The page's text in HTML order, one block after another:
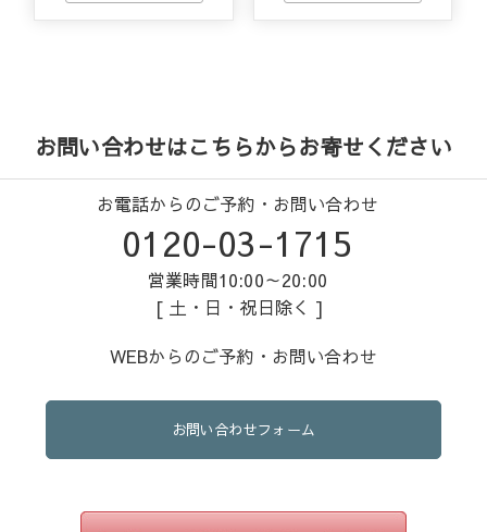
お問い合わせはこちらからお寄せください
お電話からのご予約・お問い合わせ
0120-03-1715
営業時間10:00～20:00
[ 土・日・祝日除く ]
WEBからのご予約・お問い合わせ
お問い合わせフォーム